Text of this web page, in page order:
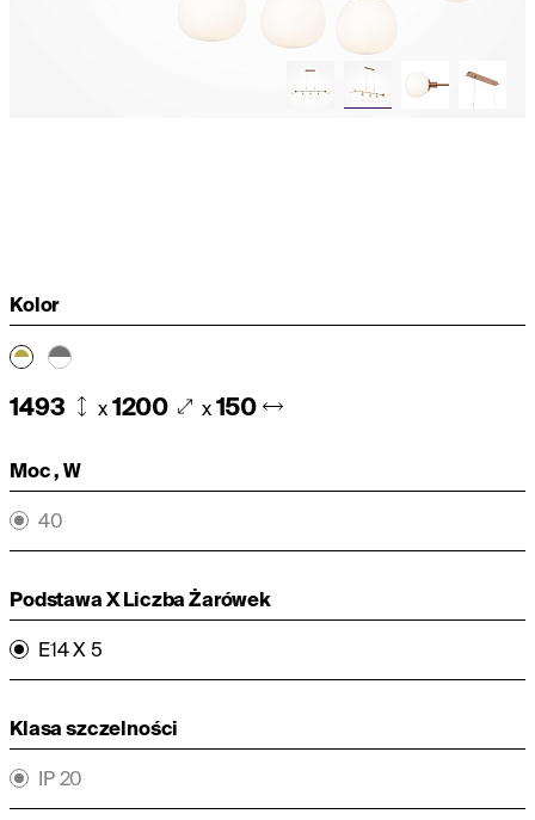
Kolor
1493 x 1200 x 150
Moc , W
40
Podstawa X Liczba Żarówek
E14 X 5
Klasa szczelności
IP 20